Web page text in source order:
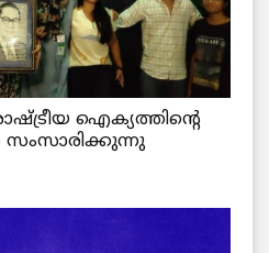
ഐക്യത്തിന്റെ
സംസാരിക്കുന്നു